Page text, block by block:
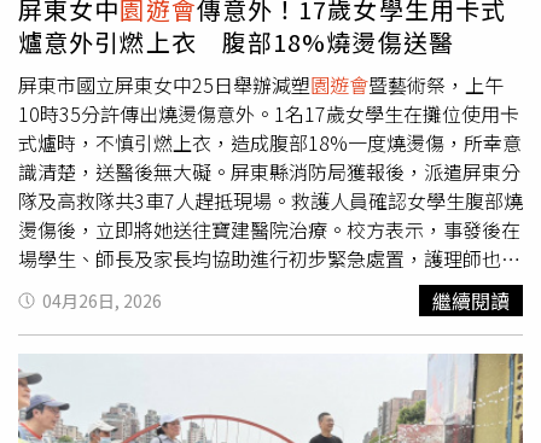
時他露出尷尬微笑表示：「沒有任何資格去做評論。」低調
不願多做回應。阿翔於2011年11月7日與交往近4年的Grace
結婚。（圖／報系資料照）
驗，透過推廣蔬食文化，傳遞愛護地球與永續環保的理念。
屏東女中園遊會傳意外！17歲女學生用卡式
爐意外引燃上衣 腹部18%燒燙傷送醫
屏東市國立屏東女中25日舉辦減塑園遊會暨藝術祭，上午
10時35分許傳出燒燙傷意外。1名17歲女學生在攤位使用卡
式爐時，不慎引燃上衣，造成腹部18%一度燒燙傷，所幸意
識清楚，送醫後無大礙。屏東縣消防局獲報後，派遣屏東分
隊及高救隊共3車7人趕抵現場。救護人員確認女學生腹部燒
燙傷後，立即將她送往寶建醫院治療。校方表示，事發後在
場學生、師長及家長均協助進行初步緊急處置，護理師也迅
速介入專業處理。女學生今日仍住院觀察，校方已派員持續
關心，並表示平日已有宣導安全注意事項，未來將再加強提
醒。
04月26日, 2026 繼續閱讀